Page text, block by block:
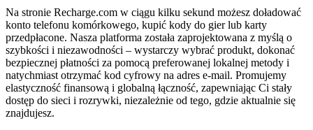
Na stronie Recharge.com w ciągu kilku sekund możesz doładować
konto telefonu komórkowego, kupić kody do gier lub karty
przedpłacone. Nasza platforma została zaprojektowana z myślą o
szybkości i niezawodności – wystarczy wybrać produkt, dokonać
bezpiecznej płatności za pomocą preferowanej lokalnej metody i
natychmiast otrzymać kod cyfrowy na adres e-mail. Promujemy
elastyczność finansową i globalną łączność, zapewniając Ci stały
dostęp do sieci i rozrywki, niezależnie od tego, gdzie aktualnie się
znajdujesz.